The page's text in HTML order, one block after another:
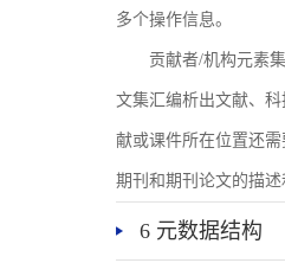
多个操作信息。
贡献者/机构元素
文集汇编析出文献、
献或课件所在位置还
期刊和期刊论文的描
6 元数据结构